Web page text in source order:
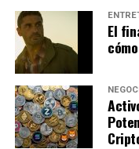
la Messimanía es un
puede ser el héroe
casa, el trono le
Messi.
El